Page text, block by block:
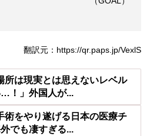
翻訳元：https://qr.paps.jp/VexlS
所は現実とは思えないレベル
！」外国人が...
術をやり遂げる日本の医療チ
でも凄すぎる...